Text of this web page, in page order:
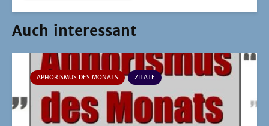
Auch interessant
APHORISMUS DES MONATS ZITATE